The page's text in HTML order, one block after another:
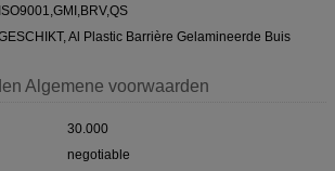
ISO9001,GMI,BRV,QS
Al Plastic Barrière Gelamineerde Buis
Algemene voorwaarden
30.000
negotiable